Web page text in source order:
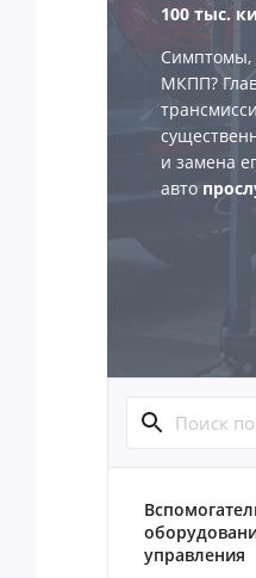
100 тыс.
Симптомы,
МКПП?
и замена
авто
управления